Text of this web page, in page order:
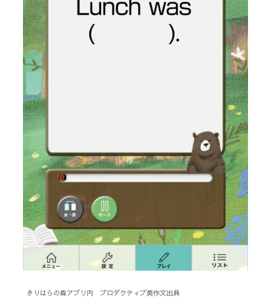
きりはらの森アプリ内 プロダクティブ英作文出典